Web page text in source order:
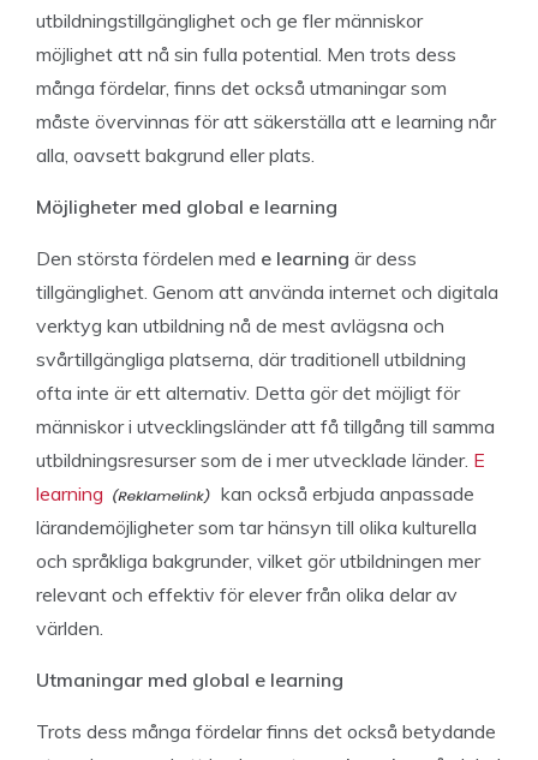
utbildningstillgänglighet och ge fler människor
möjlighet att nå sin fulla potential. Men trots dess
många fördelar, finns det också utmaningar som
måste övervinnas för att säkerställa att e learning når
alla, oavsett bakgrund eller plats.
Möjligheter med global e learning
Den största fördelen med e learning är dess
tillgänglighet. Genom att använda internet och digitala
verktyg kan utbildning nå de mest avlägsna och
svårtillgängliga platserna, där traditionell utbildning
ofta inte är ett alternativ. Detta gör det möjligt för
människor i utvecklingsländer att få tillgång till samma
utbildningsresurser som de i mer utvecklade länder. E
learning
kan också erbjuda anpassade
lärandemöjligheter som tar hänsyn till olika kulturella
och språkliga bakgrunder, vilket gör utbildningen mer
relevant och effektiv för elever från olika delar av
världen.
Utmaningar med global e learning
Trots dess många fördelar finns det också betydande